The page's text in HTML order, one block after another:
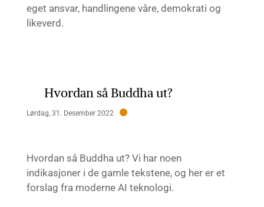
eget ansvar, handlingene våre, demokrati og
likeverd.
Hvordan så Buddha ut?
Lørdag, 31. Desember 2022
Hvordan så Buddha ut? Vi har noen
indikasjoner i de gamle tekstene, og her er et
forslag fra moderne AI teknologi.